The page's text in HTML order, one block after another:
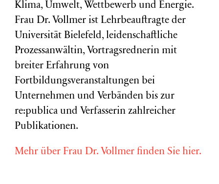
Klima, Umwelt, Wettbewerb und Energie.
Frau Dr. Vollmer ist Lehrbeauftragte der
Universität Bielefeld, leidenschaftliche
Prozessanwältin, Vortragsrednerin mit
breiter Erfahrung von
Fortbildungsveranstaltungen bei
Unternehmen und Verbänden bis zur
re:publica und Verfasserin zahlreicher
Publikationen.
Mehr über Frau Dr. Vollmer finden Sie hier.